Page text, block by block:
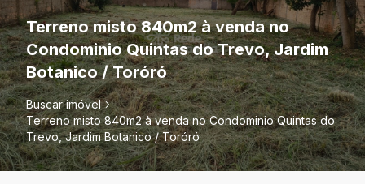
Terreno misto 840m2 à venda no
Condominio Quintas do Trevo, Jardim
Botanico / Toróró
Buscar imóvel
Terreno misto 840m2 à venda no Condominio Quintas do
Trevo, Jardim Botanico / Toróró